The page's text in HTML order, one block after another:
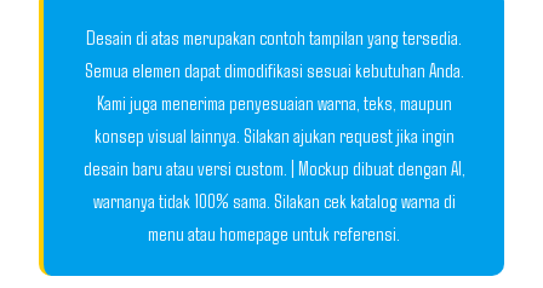
Desain di atas merupakan contoh tampilan yang tersedia.
Semua elemen dapat dimodifikasi sesuai kebutuhan Anda.
Kami juga menerima penyesuaian warna, teks, maupun
konsep visual lainnya. Silakan ajukan request jika ingin
desain baru atau versi custom. | Mockup dibuat dengan AI,
warnanya tidak 100% sama. Silakan cek katalog warna di
menu atau homepage untuk referensi.